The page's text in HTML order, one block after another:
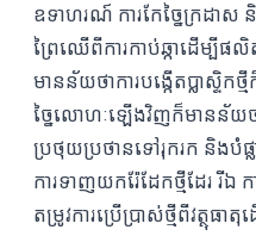
ឧទាហរណ៍ ការកែច្នៃក្រដា
ព្រៃឈើពីការកាប់ឆ្កាដើម្បីផលិ
មានន័យថាការបង្កើតប្លាស្ទិ
ច្នៃលោហៈឡើងវិញក៏មានន័យថា
ប្រថុយប្រថានទៅរុករក និងបំ
ការទាញយករ៉ែដែកថ្មីដែរ រីឯ
តម្រូវការប្រើប្រាស់ថ្មីពីវត្ថុធា